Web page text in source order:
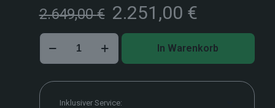
2.649,00€ Ursprünglicher
Preis
war:
2.649,00 €
2.251,00 €Aktueller
Preis
ist:
2.251,00
Merida
Silex
700
XL
Menge
In Warenkorb
Inklusiver Service: